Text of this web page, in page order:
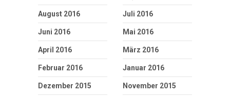
August 2016 Juli 2016
Juni 2016 Mai 2016
April 2016 März 2016
Februar 2016 Januar 2016
Dezember 2015 November 2015